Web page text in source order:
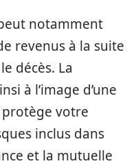
notamment
revenus à la suite
décès. La
à l’image d’une
votre
inclus dans
et la mutuelle